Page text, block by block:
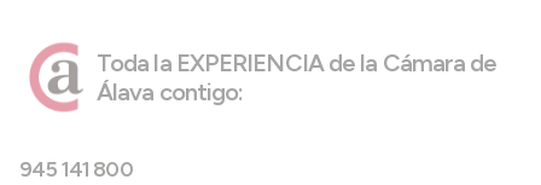
Toda la EXPERIENCIA de la Cámara de
Álava contigo:
945 141 800